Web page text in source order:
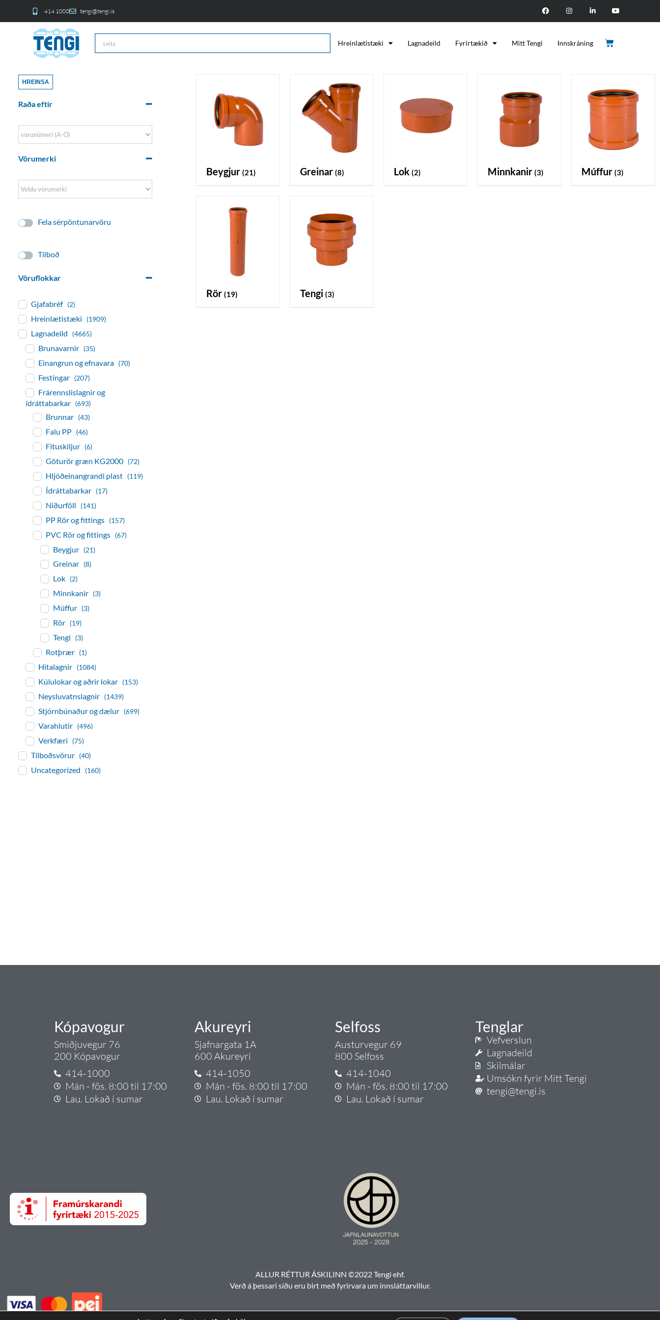
414 1000 tengi@tengi.is
Hreinlætistæki Lagnadeild Fyrirtækið Mitt Tengi Innskráning
beygjur(21) greinar(8) lok(2) minnkanir(3) múffur (3)
rör(19) tengi(3)
HREINSA
Raða eftir
Sort Products
Vörumerki
Fela sérpöntunarvöru
Tilboð
Vöruflokkar
Gjafabréf (2)
Hreinlætistæki (1909)
Lagnadeild (4665)
Brunavarnir (35)
Einangrun og efnavara (70)
Festingar (207)
Frárennslislagnir og
ídráttabarkar (693)
Brunnar (43)
Falu PP (46)
Fituskiljur (6)
Göturör græn KG2000 (72)
Hljóðeinangrandi plast (119)
Ídráttabarkar (17)
Niðurföll (141)
PP Rör og fittings (157)
PVC Rör og fittings (67)
Beygjur (21)
Greinar (8)
Lok (2)
Minnkanir (3)
Múffur (3)
Rör (19)
Tengi (3)
Rotþrær (1)
Hitalagnir (1084)
Kúlulokar og aðrir lokar (153)
Neysluvatnslagnir (1439)
Stjórnbúnaður og dælur (699)
Varahlutir (496)
Verkfæri (75)
Tilboðsvörur (40)
Uncategorized (160)
Kópavogur
Smiðjuvegur 76
200 Kópavogur
414-1000
Mán - fös. 8:00 til 17:00
Lau. Lokað í sumar
Akureyri
Sjafnargata 1A
600 Akureyri
414-1050
Mán - fös. 8:00 til 17:00
Lau. Lokað í sumar
Selfoss
Austurvegur 69
800 Selfoss
414-1040
Mán - fös. 8:00 til 17:00
Lau. Lokað í sumar
Tenglar
Vefverslun
Lagnadeild
Skilmálar
Umsókn fyrir Mitt Tengi
tengi@tengi.is
ALLUR RÉTTUR ÁSKILINN ©2022 Tengi ehf.
Verð á þessari síðu eru birt með fyrirvara um innsláttarvillur.